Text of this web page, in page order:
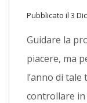
Pubblicato il 3
Guidare la
piacere, ma
l’anno di
controllare